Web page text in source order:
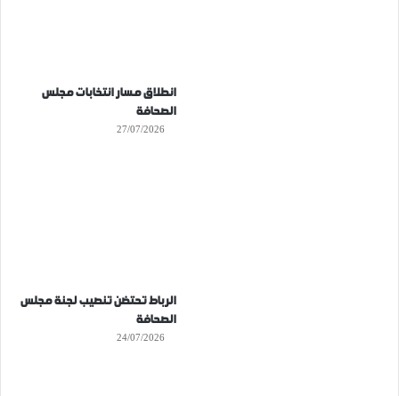
انطلاق مسار انتخابات مجلس
الصحافة
27/07/2026
الرباط تحتضن تنصيب لجنة مجلس
الصحافة
24/07/2026